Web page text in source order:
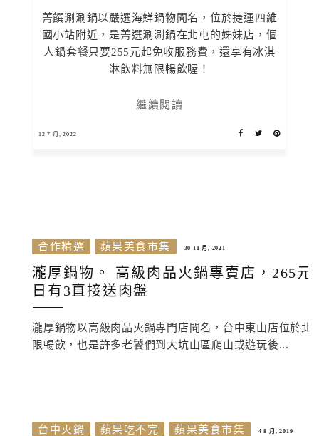
菁饌涮涮鍋以嚴選海鮮鍋物聞名，位於捷運四維
國小站附近，是菁選涮涮鍋在北屯的姊妹店，個
人鍋套餐只要255元起免收服務費，還享有冰淇
淋飲料無限暢飲喔！
繼續閱讀
12 7 月, 2022
合作精選 蘋果美食市集 30 11 月, 2021
瀧厚鍋物。 高級肉品火鍋專賣店，265
日有3直接送肉盤
瀧厚鍋物以高級肉品火鍋專門店聞名，台中東山店位於
限暢飲，也是許多老饕們到大坑山區爬山或遊玩後...
台中火鍋 蘋果吃不完 蘋果美食市集 4 8 月, 2019